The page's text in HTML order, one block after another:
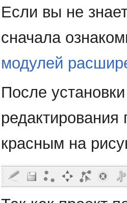
Если вы не
сначала
модулей
После
красным на